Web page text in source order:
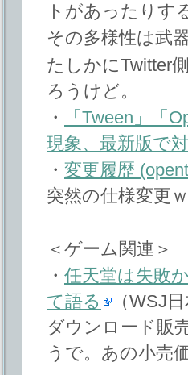
トがあったりす
その多様性は武
たしかにTwitter
ろうけど。
・
「Tween」「
現象、最新版で
・ 変更履歴
突然の仕様変更ｗ
＜ゲーム関連＞
・ 任天堂は失敗
て語る
（WSJ
ダウンロード販
うで。あの小売